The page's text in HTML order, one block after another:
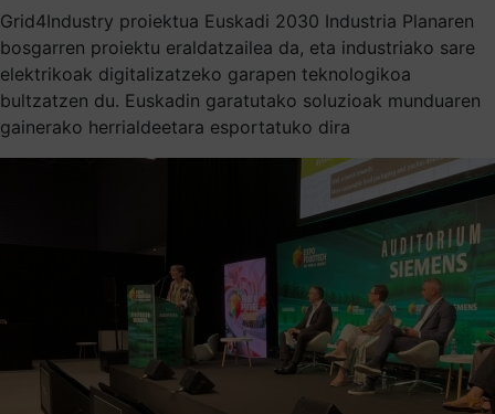
Grid4Industry proiektua Euskadi 2030 Industria Planaren
bosgarren proiektu eraldatzailea da, eta industriako sare
elektrikoak digitalizatzeko garapen teknologikoa
bultzatzen du. Euskadin garatutako soluzioak munduaren
gainerako herrialdeetara esportatuko dira